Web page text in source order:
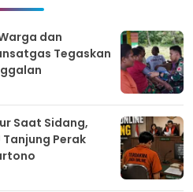
dan
Tegaskan
Saat Sidang,
Perak